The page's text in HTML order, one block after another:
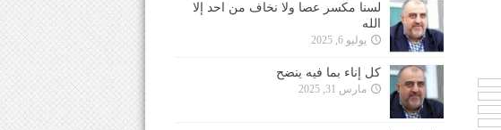
لسنا مكسر عصا ولا نخاف من احد إلا
الله
يوليو 6, 2025
كل إناء بما فيه ينضح
مارس 31, 2025